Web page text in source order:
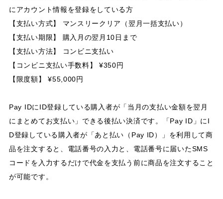
にアカウント情報を登録をしている方
【支払い方式】 マンスリークリア（翌月一括支払い）
【支払い期限】 購入月の翌月10日まで
【支払い方法】 コンビニ支払い
【コンビニ支払い手数料】 ¥350円
【限度額】 ¥55,000円
Pay IDにID登録している購入者が「当月の支払い金額を翌月
にまとめてお支払い」できる後払い決済です。「Pay ID」にI
D登録している購入者が「あと払い（Pay ID）」を利用して商
品を注文すると、電話番号の入力と、電話番号に届いたSMS
コードを入力するだけで代金を支払う前に商品を注文すること
が可能です。